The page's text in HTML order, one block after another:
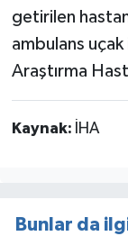
getirilen
ambulans
Araştırma
Kaynak: İHA
Bunlar da